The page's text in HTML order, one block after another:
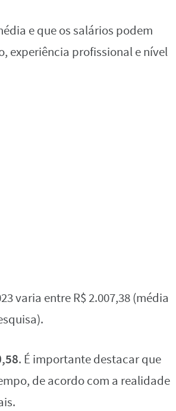
e que os salários podem
experiência profissional e nível
varia entre R$ 2.007,38 (média
. É importante destacar que
de acordo com a realidade